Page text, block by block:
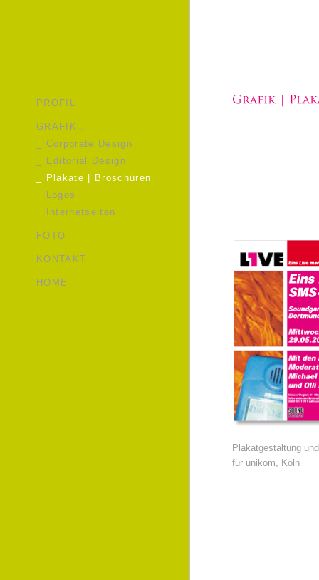
PROFIL
GRAFIK::
_ Corporate Design
_ Editorial Design
_ Plakate | Broschüren
_ Logos
_ Internetseiten
FOTO
KONTAKT
HOME
Plakatgestaltung
für unikom, Köln